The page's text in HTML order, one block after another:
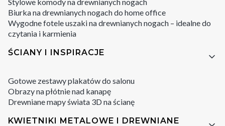
Biurka na drewnianych nogach do home office
Wygodne fotele uszaki na drewnianych nogach – idealne do
czytania i karmienia
ŚCIANY I INSPIRACJE
Gotowe zestawy plakatów do salonu
Obrazy na płótnie nad kanapę
Drewniane mapy świata 3D na ścianę
KWIETNIKI METALOWE I DREWNIANE